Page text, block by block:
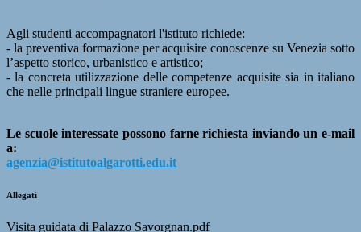
Agli studenti accompagnatori l'istituto richiede:
- la preventiva formazione per acquisire conoscenze su Venezia sotto
l’aspetto storico, urbanistico e artistico;
- la concreta utilizzazione delle competenze acquisite sia in italiano
che nelle principali lingue straniere europee.
Le scuole interessate possono farne richiesta inviando un e-mail
a:
agenzia@istitutoalgarotti.edu.it
Allegati
Visita guidata di Palazzo Savorgnan.pdf